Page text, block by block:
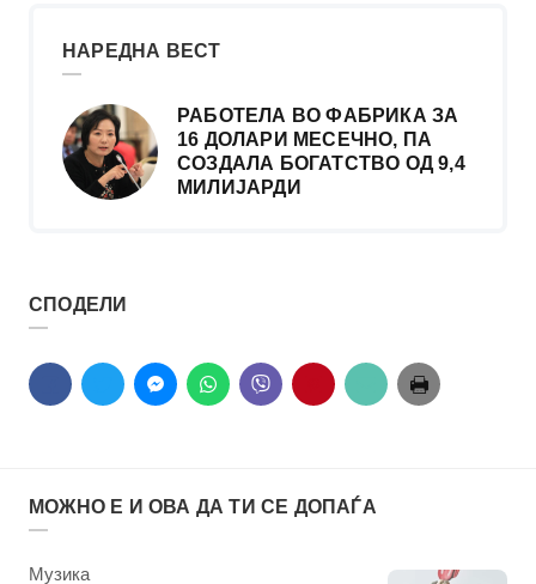
НАРЕДНА ВЕСТ
РАБОТЕЛА ВО ФАБРИКА ЗА
16 ДОЛАРИ МЕСЕЧНО, ПА
СОЗДАЛА БОГАТСТВО ОД 9,4
МИЛИЈАРДИ
СПОДЕЛИ
МОЖНО Е И ОВА ДА ТИ СЕ ДОПАЃА
КАтегорија
Музика